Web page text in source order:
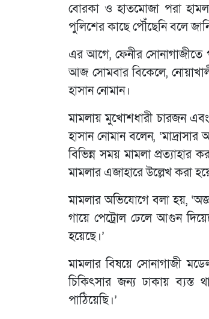
বোরকা ও হাতমোজা পরা
পুলিশের কাছে পৌঁছেনি বলে
এর আগে, ফেনীর সোনাগাজীতে
আজ সোমবার বিকেলে,
হাসান নোমান।
মামলায় মুখোশধারী চারজন
হাসান নোমান বলেন,
বিভিন্ন সময় মামলা
মামলার এজাহারে উল্লেখ করা
মামলার অভিযোগে বলা হয়,
গায়ে পেট্রোল ঢেলে আগুন
হয়েছে।’
মামলার বিষয়ে সোনাগাজী
চিকিৎসার জন্য ঢাকায়
পাঠিয়েছি।’